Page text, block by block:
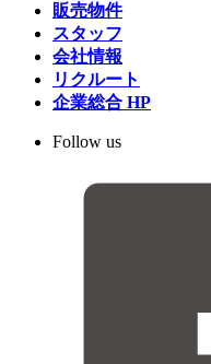
販売物件
スタッフ
会社情報
リクルート
企業総合 HP
Follow us